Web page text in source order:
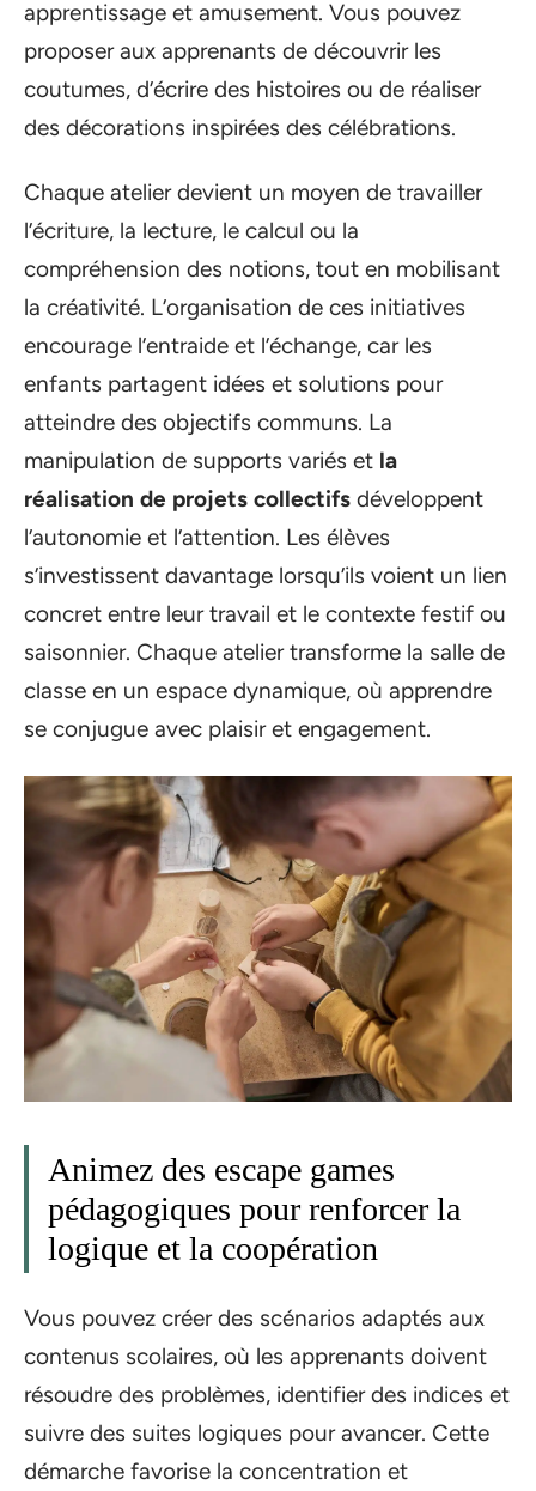
apprentissage et amusement. Vous pouvez
proposer aux apprenants de découvrir les
coutumes, d’écrire des histoires ou de réaliser
des décorations inspirées des célébrations.
Chaque atelier devient un moyen de travailler
l’écriture, la lecture, le calcul ou la
compréhension des notions, tout en mobilisant
la créativité. L’organisation de ces initiatives
encourage l’entraide et l’échange, car les
enfants partagent idées et solutions pour
atteindre des objectifs communs. La
manipulation de supports variés et la
réalisation de projets collectifs développent
l’autonomie et l’attention. Les élèves
s’investissent davantage lorsqu’ils voient un lien
concret entre leur travail et le contexte festif ou
saisonnier. Chaque atelier transforme la salle de
classe en un espace dynamique, où apprendre
se conjugue avec plaisir et engagement.
Animez des escape games
pédagogiques pour renforcer la
logique et la coopération
Vous pouvez créer des scénarios adaptés aux
contenus scolaires, où les apprenants doivent
résoudre des problèmes, identifier des indices et
suivre des suites logiques pour avancer. Cette
démarche favorise la concentration et